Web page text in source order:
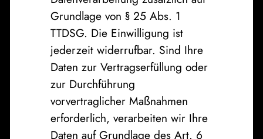
Grundlage von § 25 Abs. 1
TTDSG. Die Einwilligung ist
jederzeit widerrufbar. Sind Ihre
Daten zur Vertragserfüllung oder
zur Durchführung
vorvertraglicher Maßnahmen
erforderlich, verarbeiten wir Ihre
Daten auf Grundlage des Art. 6